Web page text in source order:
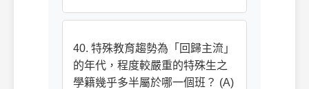
40. 特殊教育趨勢為「回歸主流」
的年代，程度較嚴重的特殊生之
學籍幾乎多半屬於哪一個班？ (A)